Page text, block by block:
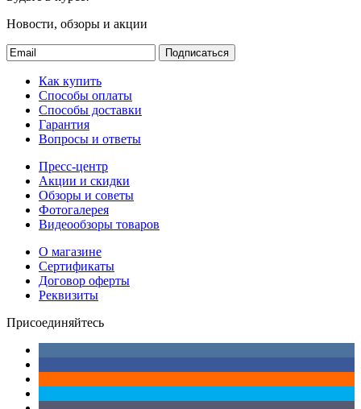
Новости, обзоры и акции
Подписаться
Как купить
Способы оплаты
Способы доставки
Гарантия
Вопросы и ответы
Пресс-центр
Акции и скидки
Обзоры и советы
Фотогалерея
Видеообзоры товаров
О магазине
Сертификаты
Договор оферты
Реквизиты
Присоединяйтесь